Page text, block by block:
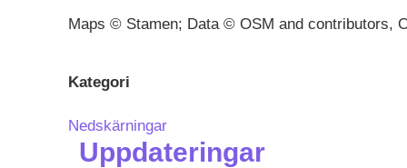
Maps © Stamen; Data © OSM and contributors,
Kategori
Nedskärningar
Uppdateringar